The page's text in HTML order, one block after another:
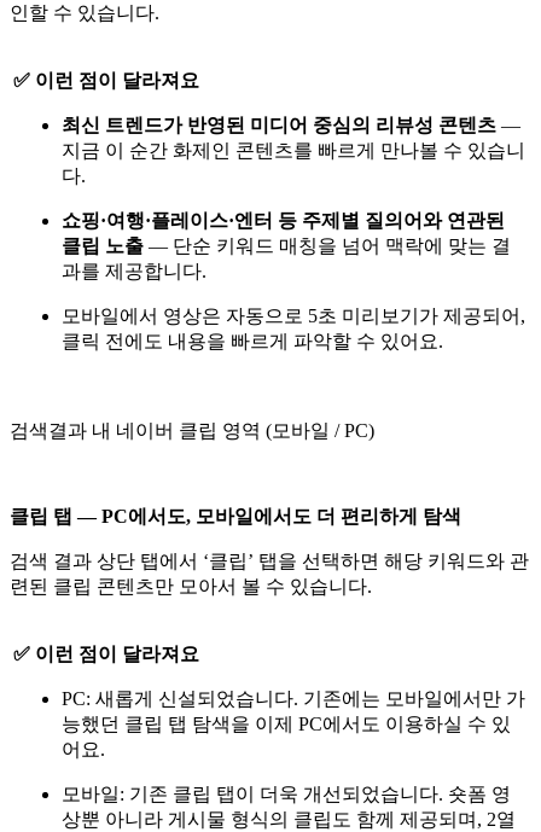
인할 수 있습니다.
✅ 이런 점이 달라져요
최신 트렌드가 반영된 미디어 중심의 리뷰성 콘텐츠 —
지금 이 순간 화제인 콘텐츠를 빠르게 만나볼 수 있습니
다.
쇼핑·여행·플레이스·엔터 등 주제별 질의어와 연관된
클립 노출 — 단순 키워드 매칭을 넘어 맥락에 맞는 결
과를 제공합니다.
모바일에서 영상은 자동으로 5초 미리보기가 제공되어,
클릭 전에도 내용을 빠르게 파악할 수 있어요.
검색결과 내 네이버 클립 영역 (모바일 / PC)
클립 탭 — PC에서도, 모바일에서도 더 편리하게 탐색
검색 결과 상단 탭에서 ‘클립’ 탭을 선택하면 해당 키워드와 관
련된 클립 콘텐츠만 모아서 볼 수 있습니다.
✅ 이런 점이 달라져요
PC: 새롭게 신설되었습니다. 기존에는 모바일에서만 가
능했던 클립 탭 탐색을 이제 PC에서도 이용하실 수 있
어요.
모바일: 기존 클립 탭이 더욱 개선되었습니다. 숏폼 영
상뿐 아니라 게시물 형식의 클립도 함께 제공되며, 2열